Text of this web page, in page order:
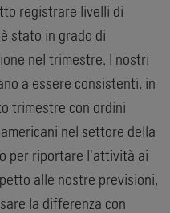
registrare livelli di
stato in grado di
nel trimestre. I nostri
a essere consistenti, in
trimestre con ordini
nel settore della
per riportare l'attività ai
alle nostre previsioni,
la differenza con